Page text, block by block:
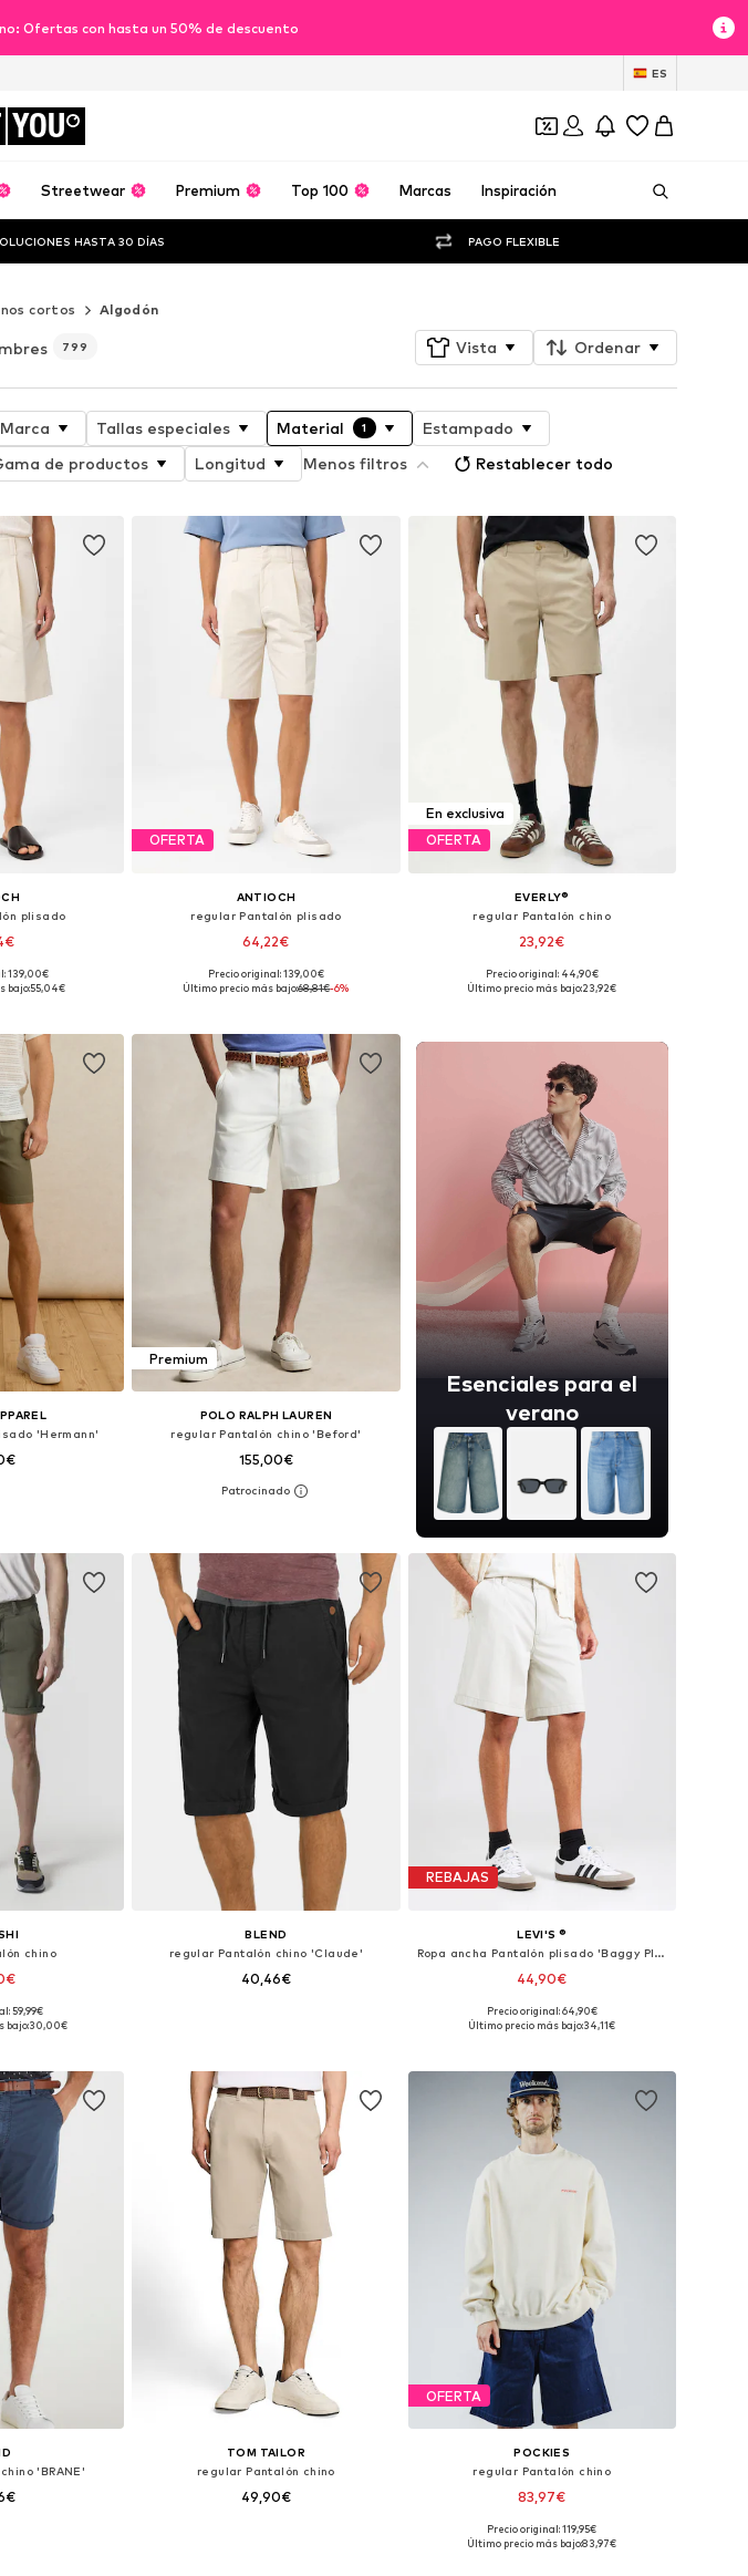
Ofertas con hasta un 50% de descuento
ES
YOU
Streetwear Premium Top 100 Marcas Inspiración
HASTA 30 DÍAS PAGO FLEXIBLE
cortos Algodón
799 Vista Ordenar
Marca Tallas especiales Material 1
Estampado
de productos Longitud Menos filtros Restablecer todo
plisado
50, 50-52, 52-54
139,00€
bajo:55,04€
OFERTA
ANTIOCH
regular Pantalón plisado
64,22€
Tallas disponibles: 46, 48-50, 50-52, 52-54
Precio original: 139,00€
Último precio más bajo:68,81€-6%
En exclusiva
OFERTA
EVERLY®
regular Pantalón chino
23,92€
Disponible en muchas tallas
Precio original: 44,90€
Último precio más bajo:23,92€
'Hermann'
Premium
POLO RALPH LAUREN
regular Pantalón chino 'Beford'
155,00€
Tallas disponibles: 30, 31, 32, 33, 34, 36
Esenciales para el
verano
chino
30, 32, 34, 36, 38
59,99€
bajo:30,00€
BLEND
regular Pantalón chino 'Claude'
40,46€
REBAJAS
LEVI'S ®
Ropa ancha Pantalón plisado 'Baggy Pleated Shorts'
44,90€
Disponible en muchas tallas
Precio original: 64,90€
Último precio más bajo:34,11€
'BRANE'
TOM TAILOR
regular Pantalón chino
49,90€
OFERTA
POCKIES
regular Pantalón chino
83,97€
Disponible en muchas tallas
Precio original: 119,95€
Último precio más bajo:83,97€